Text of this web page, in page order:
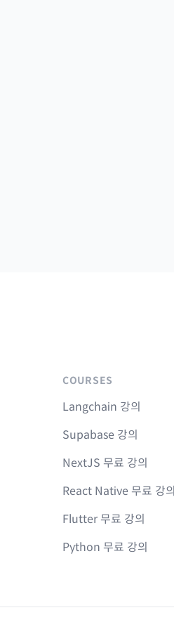
COURSES
Langchain 강의
Supabase 강의
NextJS 무료 강의
React Native 무료 강의
Flutter 무료 강의
Python 무료 강의